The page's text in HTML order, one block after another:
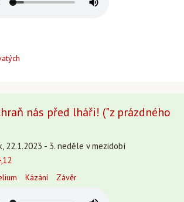
nás před lháři! ("z prázdného
22.1.2023 - 3. neděle v mezidobí
Kázání Závěr